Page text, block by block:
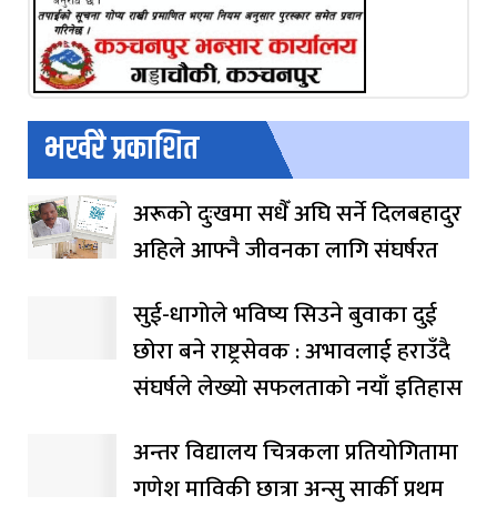
भर्खरै प्रकाशित
अरूको दुःखमा सधैँ अघि सर्ने दिलबहादुर
अहिले आफ्नै जीवनका लागि संघर्षरत
सुई-धागोले भविष्य सिउने बुवाका दुई
छोरा बने राष्ट्रसेवक : अभावलाई हराउँदै
संघर्षले लेख्यो सफलताको नयाँ इतिहास
अन्तर विद्यालय चित्रकला प्रतियोगितामा
गणेश माविकी छात्रा अन्सु सार्की प्रथम